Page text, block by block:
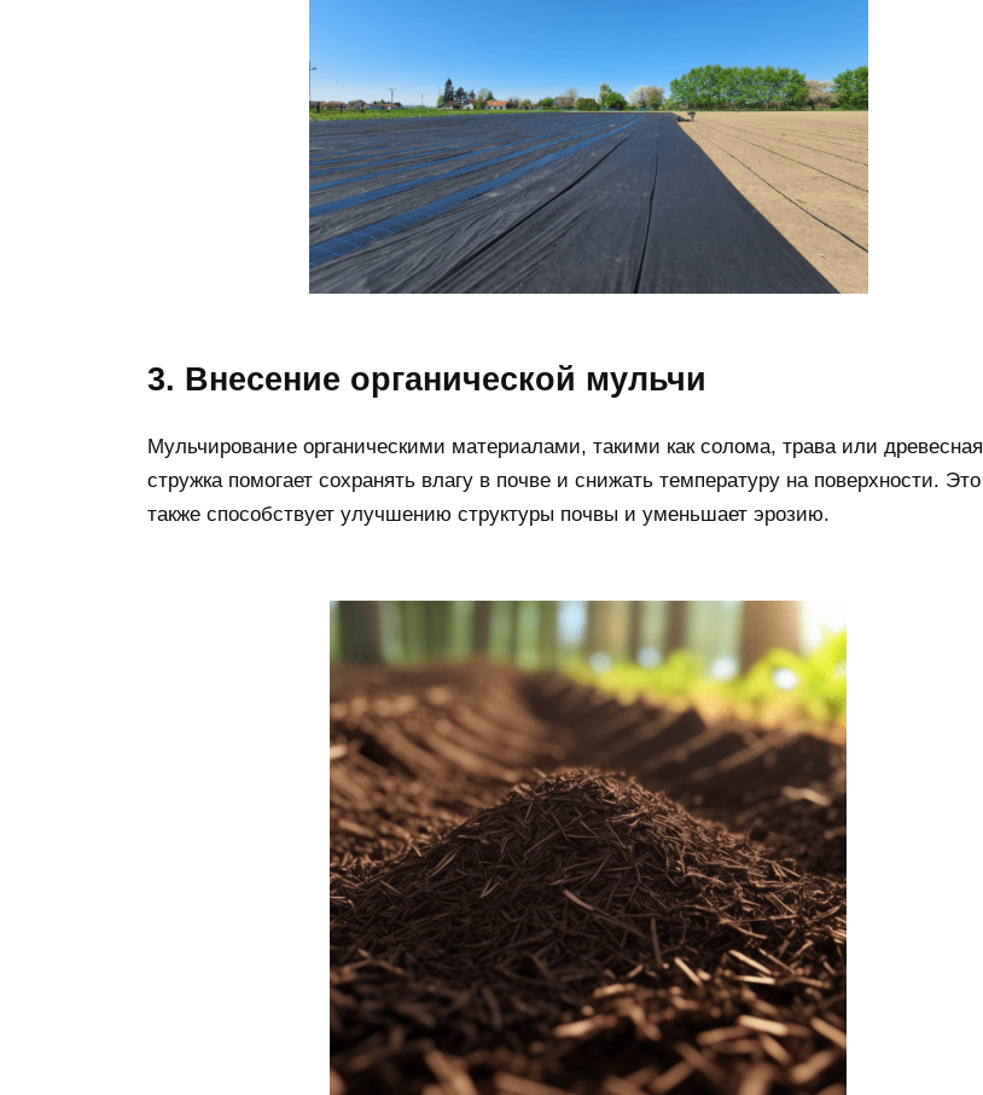
3. Внесение органической мульчи
Мульчирование органическими материалами, такими как солома, трава или древесная
стружка помогает сохранять влагу в почве и снижать температуру на поверхности. Это
также способствует улучшению структуры почвы и уменьшает эрозию.